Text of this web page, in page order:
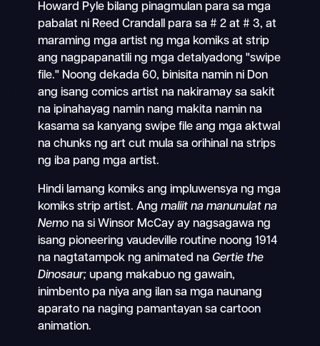
Howard Pyle bilang pinagmulan para sa mga
pabalat ni Reed Crandall para sa # 2 at # 3, at
maraming mga artist ng mga komiks at strip
ang nagpapanatili ng mga detalyadong "swipe
file." Noong dekada 60, binisita namin ni Don
ang isang comics artist na nakiramay sa sakit
na ipinahayag namin nang makita namin na
kasama sa kanyang swipe file ang mga aktwal
na chunks ng art cut mula sa orihinal na strips
ng iba pang mga artist.
Hindi lamang komiks ang impluwensya ng mga
komiks strip artist. Ang maliit na manunulat na
Nemona si Winsor McCay ay nagsagawa ng
isang pioneering vaudeville routine noong 1914
na nagtatampok ng animated na Gertie the
Dinosaur;upang makabuo ng gawain,
inimbento pa niya ang ilan sa mga naunang
aparato na naging pamantayan sa cartoon
animation.